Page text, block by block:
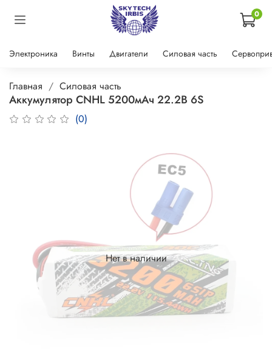
0
Электроника Винты Двигатели Силовая часть
Главная Силовая часть
Аккумулятор CNHL 5200мАч 22.2В 6S
(0)
Нет в наличии